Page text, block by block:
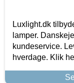
Luxlight.dk
lamper.
kundeservice.
hverdage. Klik